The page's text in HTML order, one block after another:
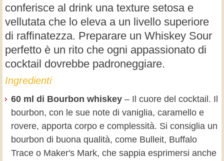
conferisce al drink una texture setosa e
vellutata che lo eleva a un livello superiore
di raffinatezza. Preparare un Whiskey Sour
perfetto è un rito che ogni appassionato di
cocktail dovrebbe padroneggiare.
Ingredienti
60 ml di Bourbon whiskey – Il cuore del cocktail. Il
bourbon, con le sue note di vaniglia, caramello e
rovere, apporta corpo e complessità. Si consiglia un
bourbon di buona qualità, come Bulleit, Buffalo
Trace o Maker's Mark, che sappia esprimersi anche